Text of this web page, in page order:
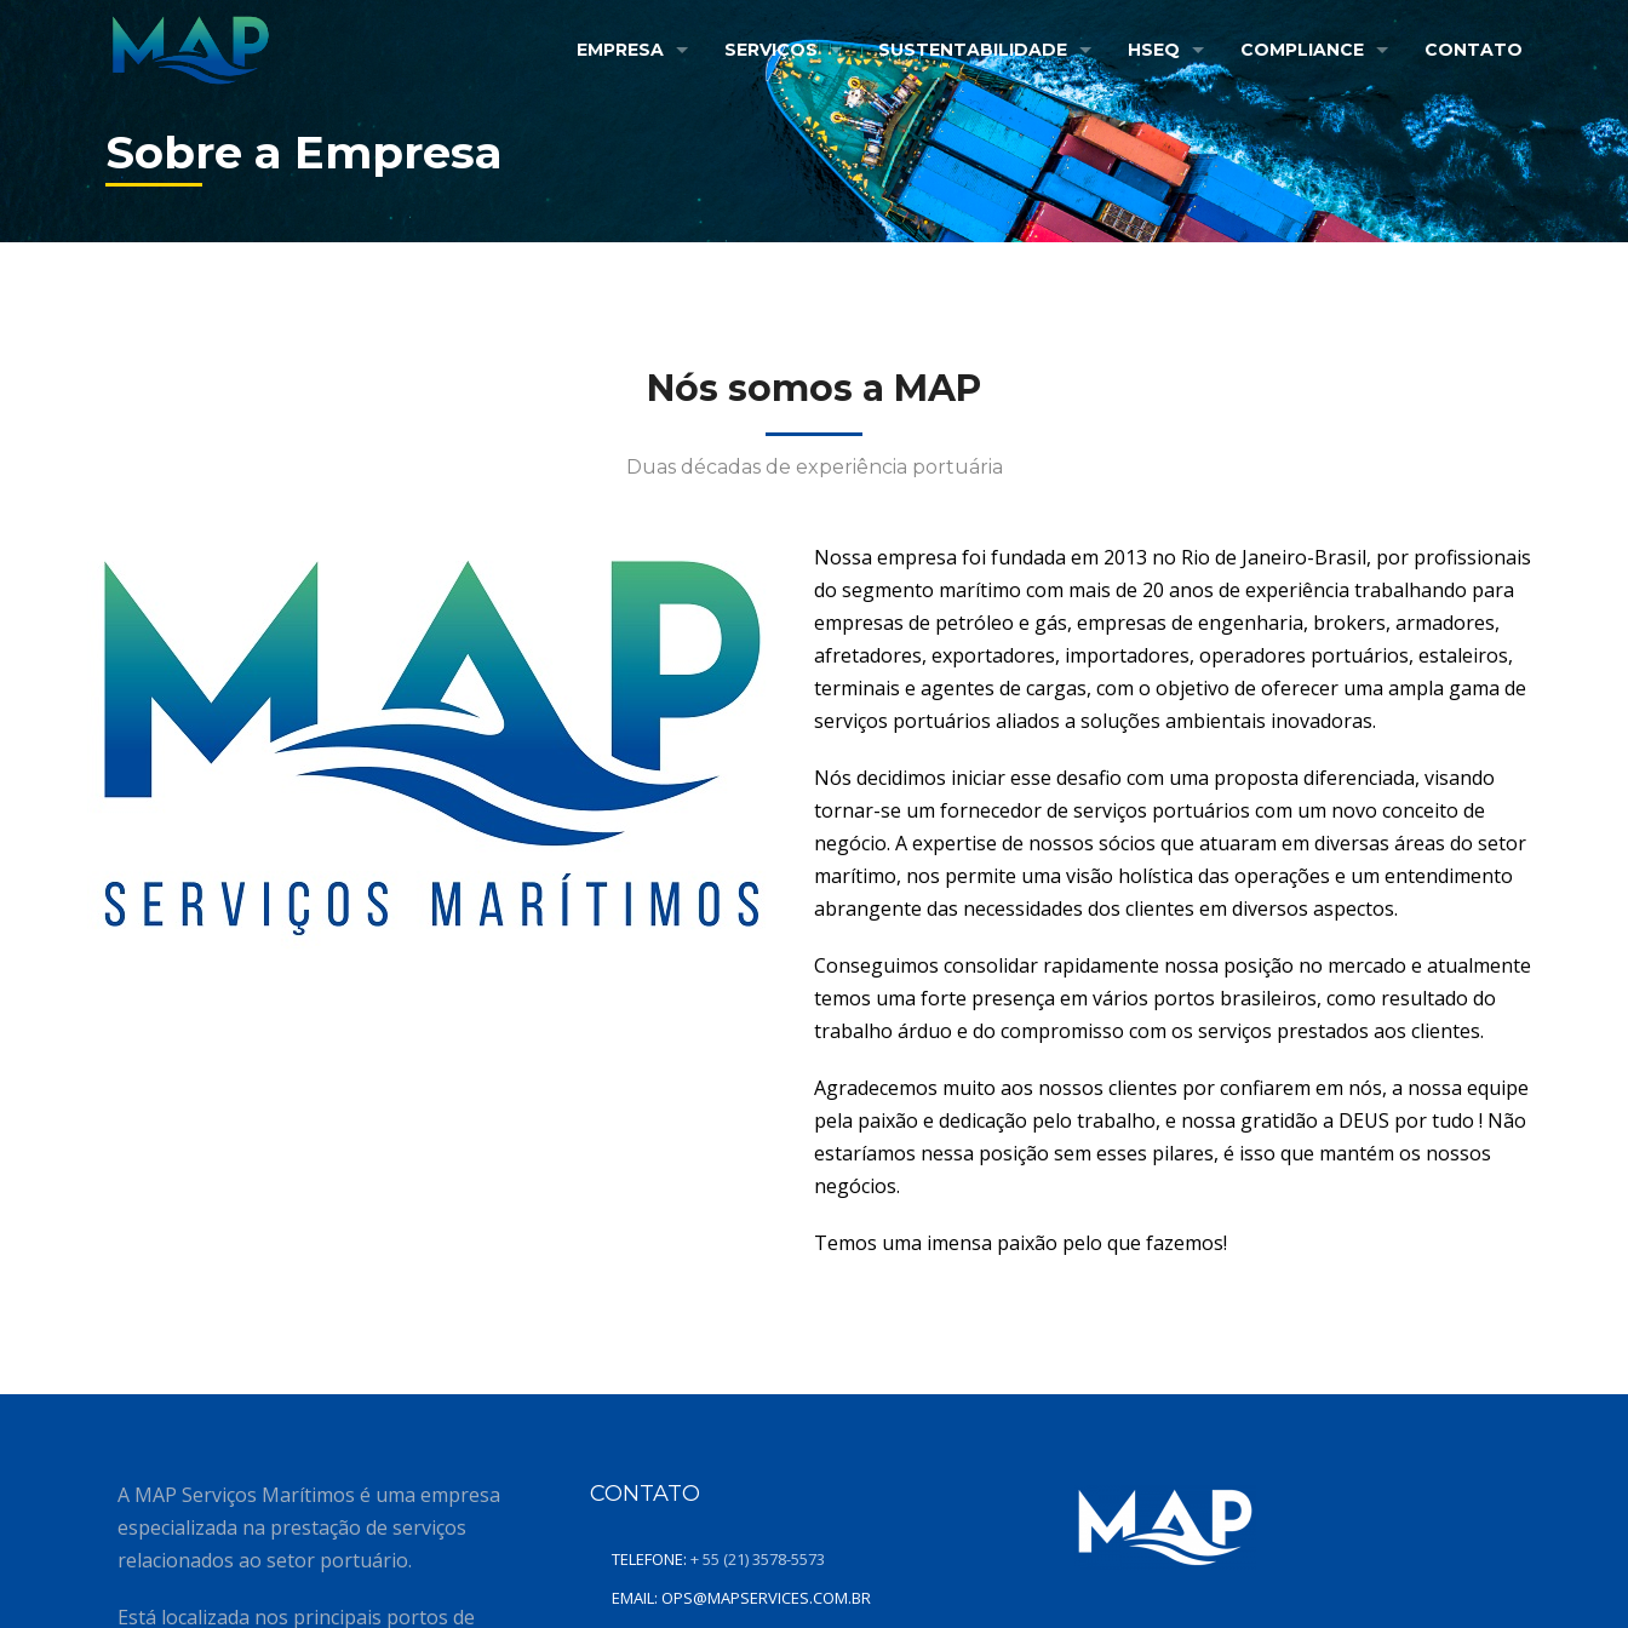
EMPRESA
Sobre a Empresa
Compromissos Voluntários
SERVIÇOS
Análises laboratoriais (Água, Óleo e Qualidade do ar)
Controle de Vetores e Pragas/Desinfecção de Superfície (COVID-19)
Descomissionamento, Projetos offshore & Chartering
Limpeza de Tanques e Porões de carga com Gas Free
STS (Ship to Ship) & STB (Ship to Barge)
SUSTENTABILIDADE
Política Ambiental
Ciclo de Vida
Logística Reversa
HSEQ
Política HSEQ
COMPLIANCE
Programa de Compliance
Código de Ética e Conduta
Anticorrupção & Antisuborno
CONTATO
Sobre a Empresa
Nós somos a MAP
Duas décadas de experiência portuária
Nossa empresa foi fundada em 2013 no Rio de Janeiro-Brasil, por profissionais
do segmento marítimo com mais de 20 anos de experiência trabalhando para
empresas de petróleo e gás, empresas de engenharia, brokers, armadores,
afretadores, exportadores, importadores, operadores portuários, estaleiros,
terminais e agentes de cargas, com o objetivo de oferecer uma ampla gama de
serviços portuários aliados a soluções ambientais inovadoras.
Nós decidimos iniciar esse desafio com uma proposta diferenciada, visando
tornar-se um fornecedor de serviços portuários com um novo conceito de
negócio. A expertise de nossos sócios que atuaram em diversas áreas do setor
marítimo, nos permite uma visão holística das operações e um entendimento
abrangente das necessidades dos clientes em diversos aspectos.
Conseguimos consolidar rapidamente nossa posição no mercado e atualmente
temos uma forte presença em vários portos brasileiros, como resultado do
trabalho árduo e do compromisso com os serviços prestados aos clientes.
Agradecemos muito aos nossos clientes por confiarem em nós, a nossa equipe
pela paixão e dedicação pelo trabalho, e nossa gratidão a DEUS por tudo ! Não
estaríamos nessa posição sem esses pilares, é isso que mantém os nossos
negócios.
Temos uma imensa paixão pelo que fazemos!
A MAP Serviços Marítimos é uma empresa
especializada na prestação de serviços
relacionados ao setor portuário.
Está localizada nos principais portos de
CONTATO
TELEFONE: + 55 (21) 3578-5573
EMAIL: OPS@MAPSERVICES.COM.BR